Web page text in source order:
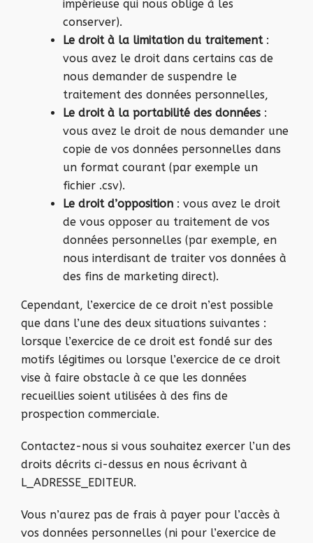
impérieuse qui nous oblige à les
conserver).
Le droit à la limitation du traitement:
vous avez le droit dans certains cas de
nous demander de suspendre le
traitement des données personnelles,
Le droit à la portabilité des données :
vous avez le droit de nous demander une
copie de vos données personnelles dans
un format courant (par exemple un
fichier .csv).
Le droit d’opposition : vous avez le droit
de vous opposer au traitement de vos
données personnelles (par exemple, en
nous interdisant de traiter vos données à
des fins de marketing direct).
Cependant, l’exercice de ce droit n’est possible
que dans l’une des deux situations suivantes :
lorsque l’exercice de ce droit est fondé sur des
motifs légitimes ou lorsque l’exercice de ce droit
vise à faire obstacle à ce que les données
recueillies soient utilisées à des fins de
prospection commerciale.
Contactez-nous si vous souhaitez exercer l’un des
droits décrits ci-dessus en nous écrivant à
L_ADRESSE_EDITEUR.
Vous n’aurez pas de frais à payer pour l’accès à
vos données personnelles (ni pour l’exercice de